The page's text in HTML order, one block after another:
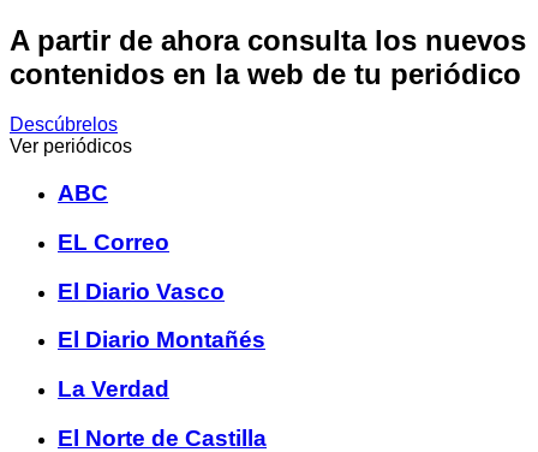
A partir de ahora consulta los nuevos
contenidos en la web de tu periódico
Descúbrelos
Ver periódicos
ABC
EL Correo
El Diario Vasco
El Diario Montañés
La Verdad
El Norte de Castilla